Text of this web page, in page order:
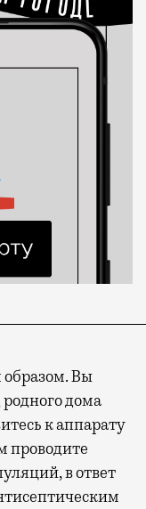
образом. Вы
родного дома
к аппарату
проводите
в ответ